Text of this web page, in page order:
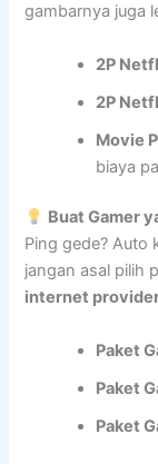
gambarnya juga
2P
2P
Movie
biaya
Buat Gamer
Ping gede? Auto
jangan asal pilih
internet
Paket
Paket
Paket